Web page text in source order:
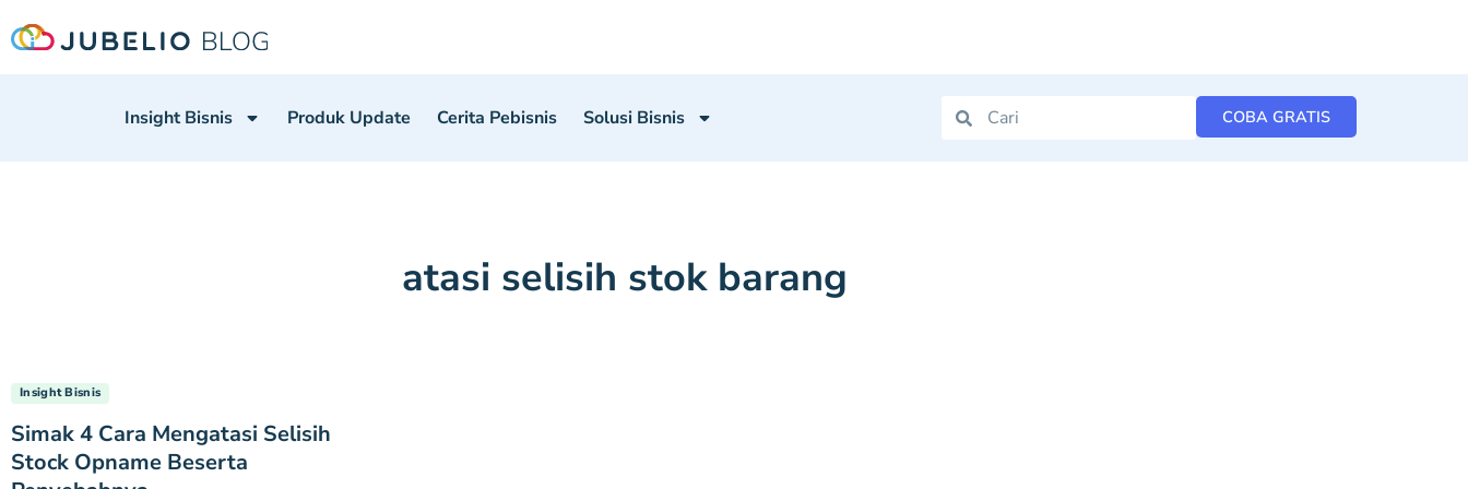
Insight Bisnis Produk Update Cerita Pebisnis Solusi Bisnis COBA GRATIS
atasi selisih stok barang
Insight Bisnis
Simak 4 Cara Mengatasi Selisih
Stock Opname Beserta